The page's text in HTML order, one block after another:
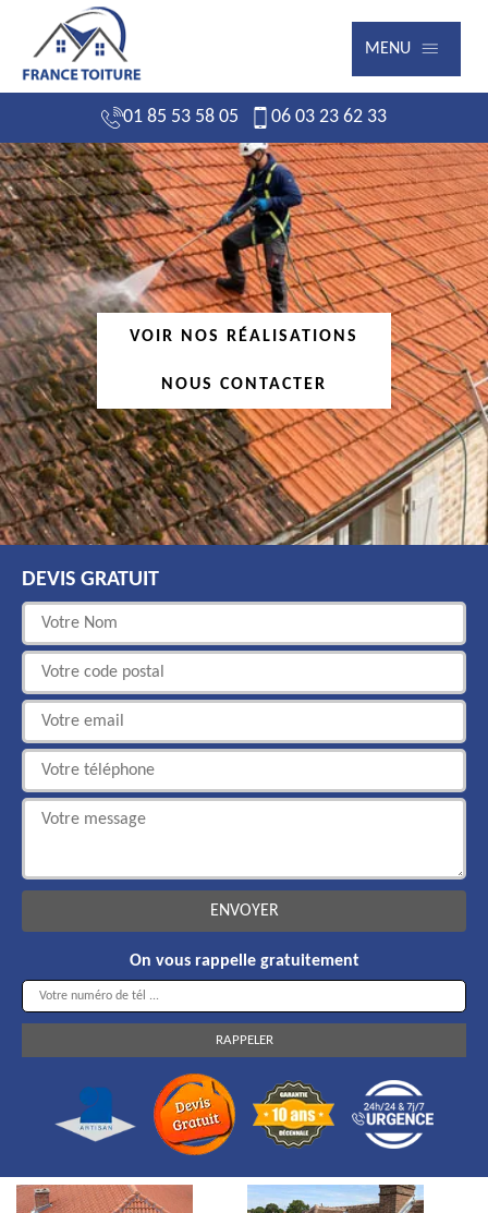
MENU
01 85 53 58 05 06 03 23 62 33
VOIR NOS RÉALISATIONS
NOUS CONTACTER
DEVIS GRATUIT
On vous rappelle gratuitement